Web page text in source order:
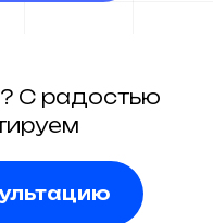
С радостью